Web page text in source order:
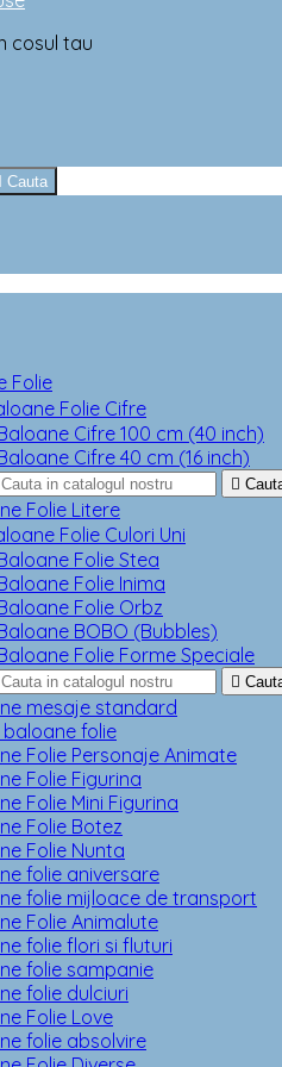
cosul tau
Cauta
Folie
Folie Cifre
Cifre 100 cm (40 inch)
Cifre 40 cm (16 inch)

Folie Litere
Folie Culori Uni
Folie Stea
Folie Inima
Folie Orbz
BOBO (Bubbles)
Folie Forme Speciale

mesaje standard
baloane folie
Folie Personaje Animate
Folie Figurina
Folie Mini Figurina
Folie Botez
Folie Nunta
folie aniversare
folie mijloace de transport
Folie Animalute
folie flori si fluturi
folie sampanie
folie dulciuri
Folie Love
folie absolvire